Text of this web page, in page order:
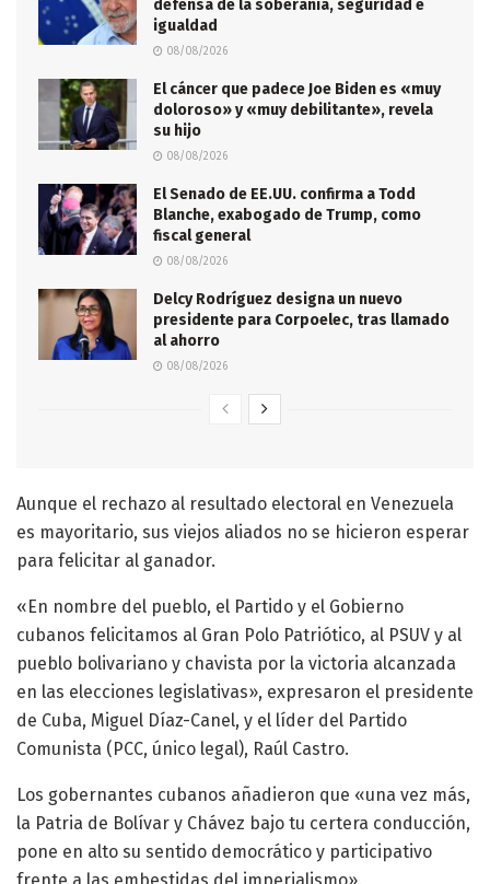
defensa de la soberanía, seguridad e
igualdad
08/08/2026
El cáncer que padece Joe Biden es «muy
doloroso» y «muy debilitante», revela
su hijo
08/08/2026
El Senado de EE.UU. confirma a Todd
Blanche, exabogado de Trump, como
fiscal general
08/08/2026
Delcy Rodríguez designa un nuevo
presidente para Corpoelec, tras llamado
al ahorro
08/08/2026
Aunque el rechazo al resultado electoral en Venezuela
es mayoritario, sus viejos aliados no se hicieron esperar
para felicitar al ganador.
«En nombre del pueblo, el Partido y el Gobierno
cubanos felicitamos al Gran Polo Patriótico, al PSUV y al
pueblo bolivariano y chavista por la victoria alcanzada
en las elecciones legislativas», expresaron el presidente
de Cuba, Miguel Díaz-Canel, y el líder del Partido
Comunista (PCC, único legal), Raúl Castro.
Los gobernantes cubanos añadieron que «una vez más,
la Patria de Bolívar y Chávez bajo tu certera conducción,
pone en alto su sentido democrático y participativo